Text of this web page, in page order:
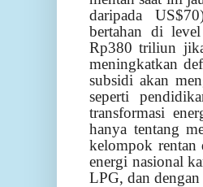
daripada
bertahan di
Rp380 triliun
meningkatkan
subsidi akan
seperti
transformasi
hanya tentang
kelompok rentan
energi nasional
LPG, dan